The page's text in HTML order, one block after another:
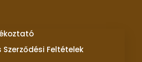
Feltételek